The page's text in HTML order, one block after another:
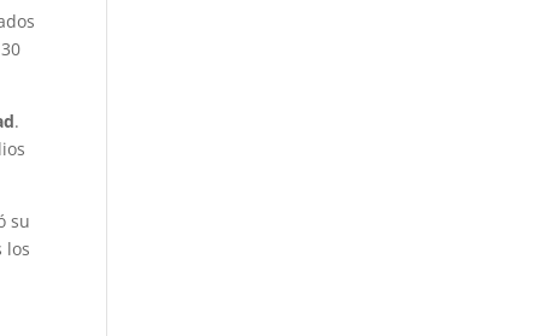
.
su
los